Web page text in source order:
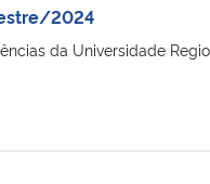
2024
da Universidade